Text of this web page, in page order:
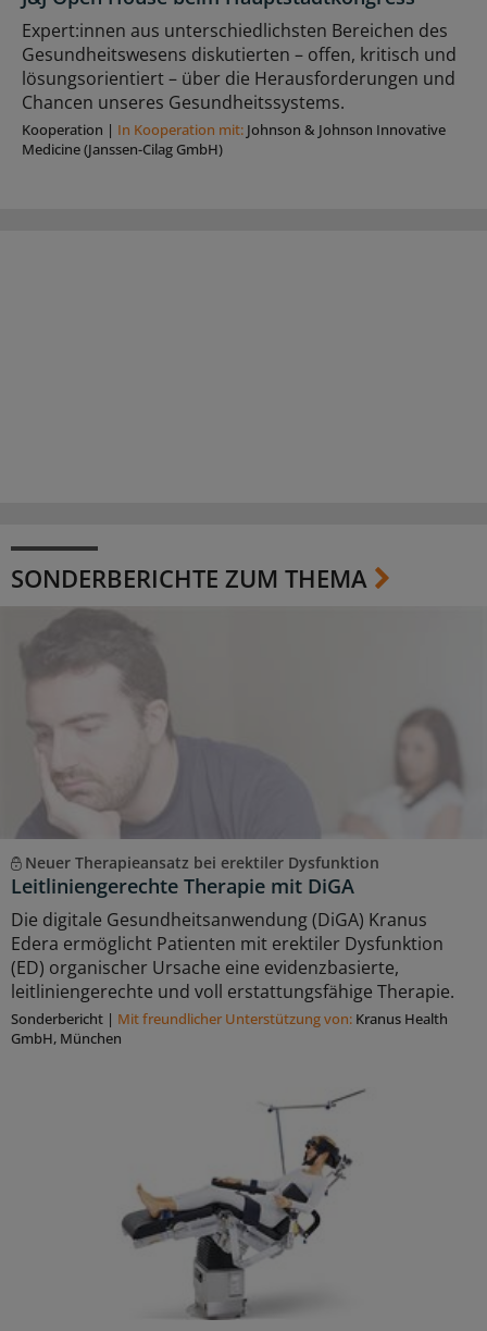
Expert:innen aus unterschiedlichsten Bereichen des
Gesundheitswesens diskutierten – offen, kritisch und
lösungsorientiert – über die Herausforderungen und
Chancen unseres Gesundheitssystems.
Kooperation | In Kooperation mit: Johnson & Johnson Innovative
Medicine (Janssen-Cilag GmbH)
SONDERBERICHTE ZUM THEMA
Neuer Therapieansatz bei erektiler Dysfunktion
Leitliniengerechte Therapie mit DiGA
Die digitale Gesundheitsanwendung (DiGA) Kranus
Edera ermöglicht Patienten mit erektiler Dysfunktion
(ED) organischer Ursache eine evidenzbasierte,
leitliniengerechte und voll erstattungsfähige Therapie.
Sonderbericht | Mit freundlicher Unterstützung von: Kranus Health
GmbH, München